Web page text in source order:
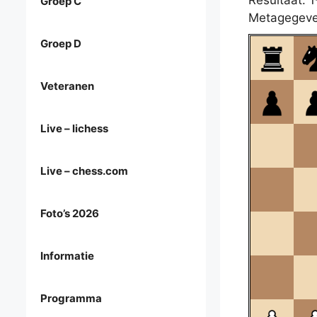
Groep D
Veteranen
Live – lichess
Live – chess.com
Foto’s 2026
Informatie
Programma